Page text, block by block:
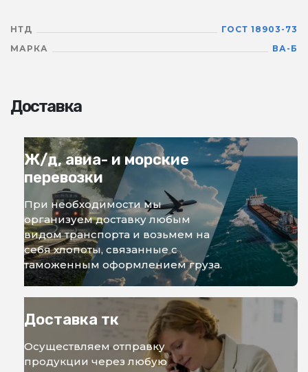
НТД
ГОСТ 18903-73
МАРКА
ВА-Б
Доставка
Ж/д, авиа- и морские
перевозки
При необходимости мы
организуем доставку любым
видом транспорта и возьмем на
себя хлопоты, связанные с
таможенным оформлением груза.
Доставка тк
Осуществляем отправку
продукции через любую